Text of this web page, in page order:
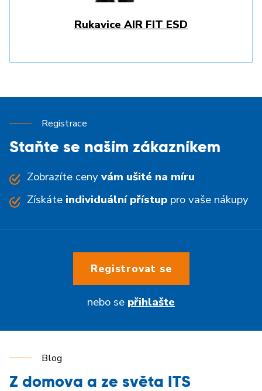
Rukavice AIR FIT ESD
Registrace
Staňte se naším zákazníkem
Zobrazíte cenyvám ušité na míru
Získáte individuální přístup pro vaše nákupy
Registrovat se
nebo se přihlašte
Blog
Z domova a ze světa ITS